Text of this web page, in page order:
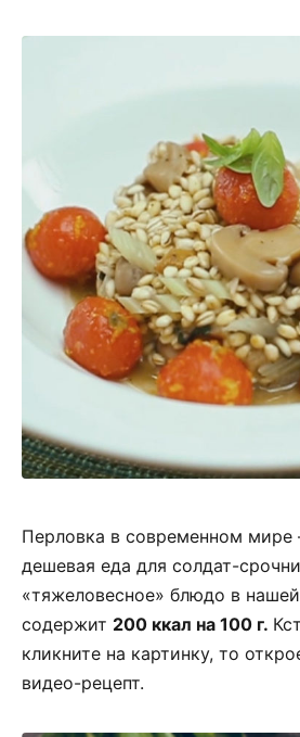
Перловка в современном мире
дешевая еда для солдат-
«тяжеловесное» блюдо в
содержит 200 ккал на 100 г.
кликните на картинку, то
видео-рецепт.